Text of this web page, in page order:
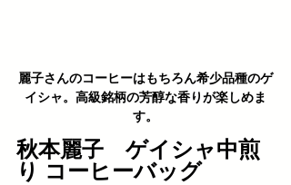
麗子さんのコーヒーはもちろん希少品種のゲ
イシャ。高級銘柄の芳醇な香りが楽しめま
す。
秋本麗子　ゲイシャ中煎
り コーヒーバッグ